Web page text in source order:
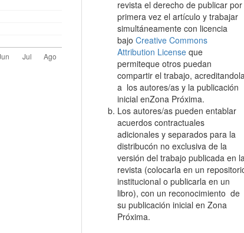
revista el derecho de publicar por
primera vez el artículo y trabajar
simultáneamente con licencia
bajoCreative Commons
Attribution License que
permiteque otros puedan
compartir el trabajo, acreditandola
a los autores/as y la publicación
inicial enZona Próxima.
Los autores/as pueden entablar
acuerdos contractuales
adicionales y separados para la
distribucón no exclusiva de la
versión del trabajo publicada en la
revista (colocarla en un
institucional o publicarla en un
libro), con un reconocimiento de
su publicación inicial en Zona
Próxima.